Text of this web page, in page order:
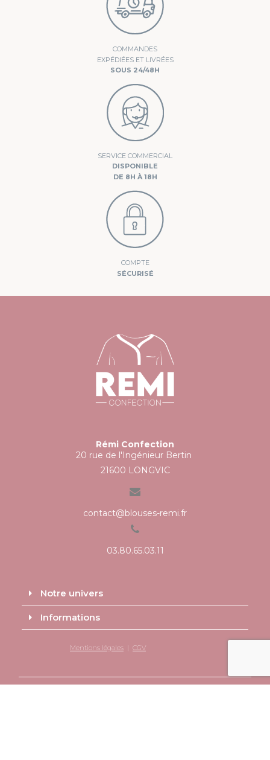
COMMANDES
EXPÉDIÉES ET LIVRÉES
SOUS 24/48H
SERVICE COMMERCIAL
DISPONIBLE
DE 8H À 18H
COMPTE
SÉCURISÉ
Rémi Confection
20 rue de l'Ingénieur Bertin
21600 LONGVIC
contact@blouses-remi.fr
03.80.65.03.11
Notre univers
Informations
Mentions légales | CGV